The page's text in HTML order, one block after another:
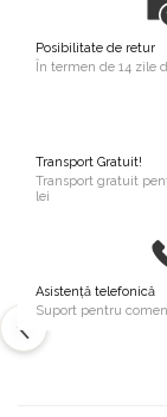
Posibilitate de retur
În termen de 14 zile
Transport Gratuit!
Transport gratuit
lei
Asistență telefonică
Suport pentru